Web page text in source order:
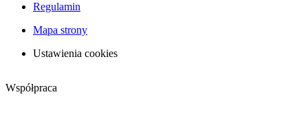
Regulamin
Mapa strony
Ustawienia cookies
Współpraca